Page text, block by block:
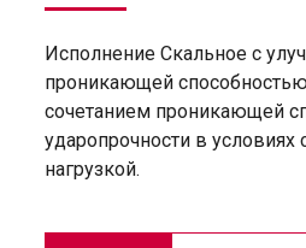
Исполнение Скальное с
проникающей
сочетанием проникающей
ударопрочности в
нагрузкой.